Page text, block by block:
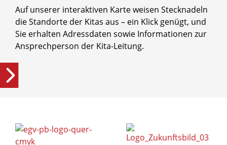
Auf unserer interaktiven Karte weisen Stecknadeln
die Standorte der Kitas aus – ein Klick genügt, und
Sie erhalten Adressdaten sowie Informationen zur
Ansprechperson der Kita-Leitung.